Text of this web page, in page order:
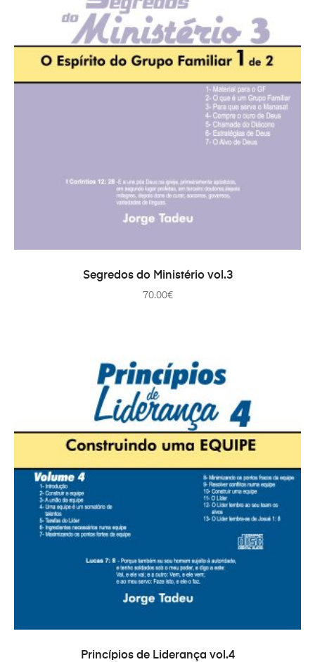
ADICIONAR
Segredos do Ministério vol.3
70.00€
ADICIONAR
Princípios de Liderança vol.4